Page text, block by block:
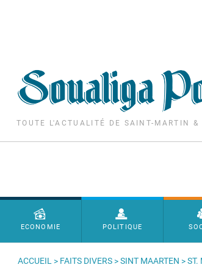
TOUTE L'ACTUALITÉ DE SAINT-MARTIN &
Menu principal
ECONOMIE POLITIQUE
ACCUEIL > FAITS DIVERS >SINT MAARTEN >